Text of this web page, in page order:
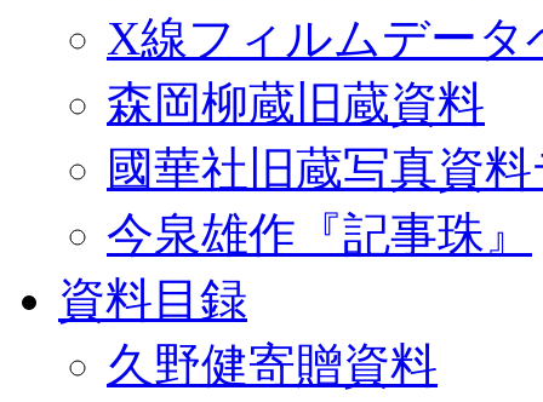
X線フィルムデータ
森岡柳蔵旧蔵資料
國華社旧蔵写真資
今泉雄作『記事珠』
資料目録
久野健寄贈資料